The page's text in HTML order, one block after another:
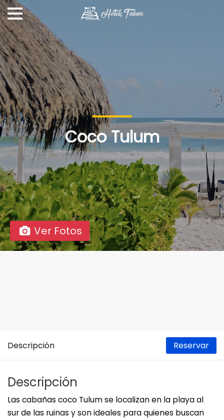
Coco Tulum
Ver Fotos
Descripción Reservar
Descripción
Las cabañas coco Tulum se localizan en la playa al
sur de las ruinas y son ideales para quienes buscan